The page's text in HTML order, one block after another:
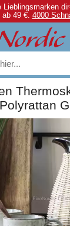
Lieblingsmarken
ab 49 €. 4000
Polyrattan